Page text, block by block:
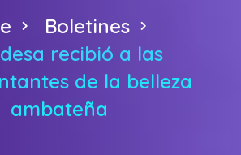
Boletines
recibió a las
de la belleza
ambateña